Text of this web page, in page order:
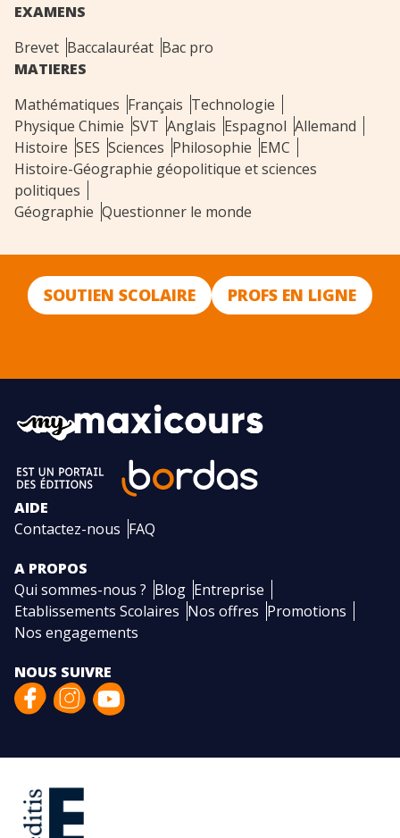
EXAMENS
Brevet Baccalauréat Bac pro
MATIERES
Mathématiques Français Technologie
Physique Chimie SVT Anglais Espagnol Allemand
Histoire SES Sciences Philosophie EMC
Histoire-Géographie géopolitique et sciences
politiques
Géographie Questionner le monde
SOUTIEN SCOLAIRE PROFS EN LIGNE
AIDE
Contactez-nous FAQ
A PROPOS
Qui sommes-nous ? Blog Entreprise
Etablissements Scolaires Nos offres Promotions
Nos engagements
NOUS SUIVRE